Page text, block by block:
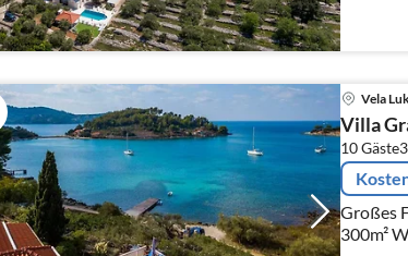
Vela
Villa
10 Gäste
Großes
300m²